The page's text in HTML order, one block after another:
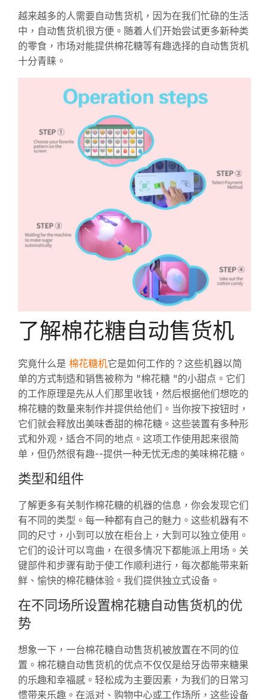
越来越多的人需要自动售货机，因为在我们忙碌的生活
中，自动售货机很方便。随着人们开始尝试更多新种类
的零食，市场对能提供棉花糖等有趣选择的自动售货机
十分青睐。
了解棉花糖自动售货机
究竟什么是 棉花糖机它是如何工作的？这些机器以简
单的方式制造和销售被称为 "棉花糖 "的小甜点。它们
的工作原理是先从人们那里收钱，然后根据他们想吃的
棉花糖的数量来制作并提供给他们。当你按下按钮时，
它们就会释放出美味香甜的棉花糖。这些装置有多种形
式和外观，适合不同的地点。这项工作使用起来很简
单，但仍然很有趣--提供一种无忧无虑的美味棉花糖。
类型和组件
了解更多有关制作棉花糖的机器的信息，你会发现它们
有不同的类型。每一种都有自己的魅力。这些机器有不
同的尺寸，小到可以放在柜台上，大到可以独立使用。
它们的设计可以弯曲，在很多情况下都能派上用场。关
键部件和步骤有助于使工作顺利进行，每次都能带来新
鲜、愉快的棉花糖体验。我们提供独立式设备。
在不同场所设置棉花糖自动售货机的优
势
想象一下，一台棉花糖自动售货机被放置在不同的位
置。棉花糖自动售货机的优点不仅仅是给牙齿带来糖果
的乐趣和幸福感。轻松成为主要因素，为我们的日常习
惯带来乐趣。在派对、购物中心或工作场所，这些设备